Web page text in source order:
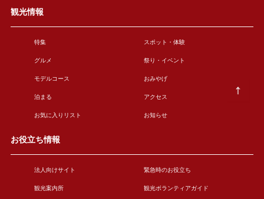
観光情報
特集 スポット・体験
グルメ 祭り・イベント
モデルコース おみやげ
泊まる アクセス
お気に入りリスト お知らせ
お役立ち情報
法人向けサイト 緊急時のお役立ち
観光案内所 観光ボランティアガイド